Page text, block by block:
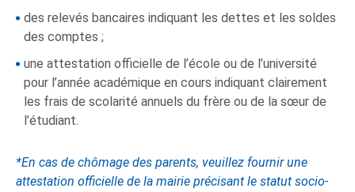
des relevés bancaires indiquant les dettes et les soldes
des comptes ;
une attestation officielle de l’école ou de l’université
pour l’année académique en cours indiquant clairement
les frais de scolarité annuels du frère ou de la sœur de
l’étudiant.
*En cas de chômage des parents, veuillez fournir une
attestation officielle de la mairie précisant le statut socio-